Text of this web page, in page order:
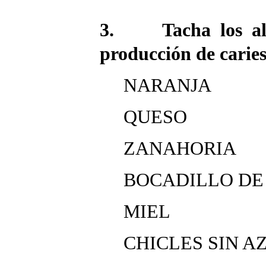
3. Tacha los
producción de caries
NARANJA
QUESO
ZANAHORIA
BOCADILLO
MIEL
CHICLES SIN